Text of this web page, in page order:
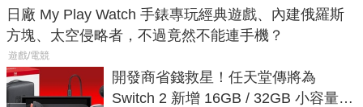
日廠 My Play Watch 手錶專玩經典遊戲、內建俄羅斯
方塊、太空侵略者，不過竟然不能連手機？
遊戲/電競
開發商省錢救星！任天堂傳將為
Switch 2 新增 16GB / 32GB 小容量遊